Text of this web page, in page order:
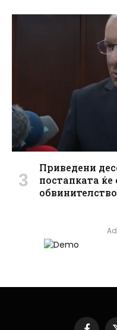
Приведени
постапката ќе
обвинителство